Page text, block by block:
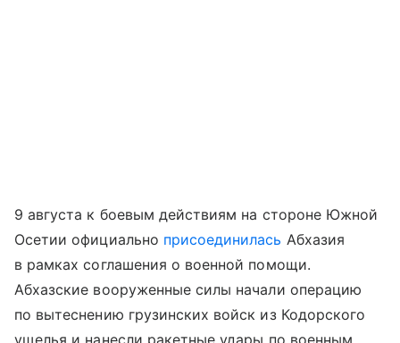
9 августа к боевым действиям на стороне Южной
Осетии официально присоединилась Абхазия
в рамках соглашения о военной помощи.
Абхазские вооруженные силы начали операцию
по вытеснению грузинских войск из Кодорского
ущелья и нанесли ракетные удары по военным